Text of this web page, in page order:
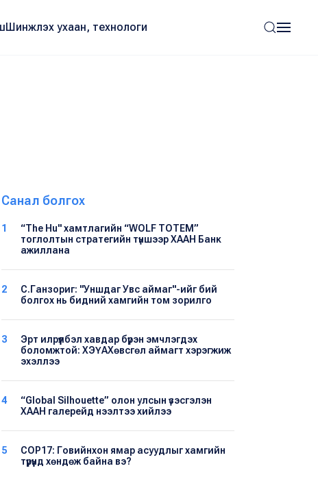
Шинжлэх ухаан, технологи
Санал болгох
1
“The Hu" хамтлагийн “WOLF TOTEM”
тоглолтын стратегийн түншээр ХААН Банк
ажиллана
2
С.Ганзориг: "Уншдаг Увс аймаг"-ийг бий
болгох нь бидний хамгийн том зорилго
3
Эрт илрүүлбэл хавдар бүрэн эмчлэгдэх
боломжтой: ХЭҮА​Хөвсгөл аймагт хэрэгжиж
эхэллээ
4
“Global Silhouette” олон улсын үзэсгэлэн
ХААН галерейд нээлтээ хийлээ
5
COP17: Говийнхон ямар асуудлыг хамгийн
түрүүнд хөндөж байна вэ?